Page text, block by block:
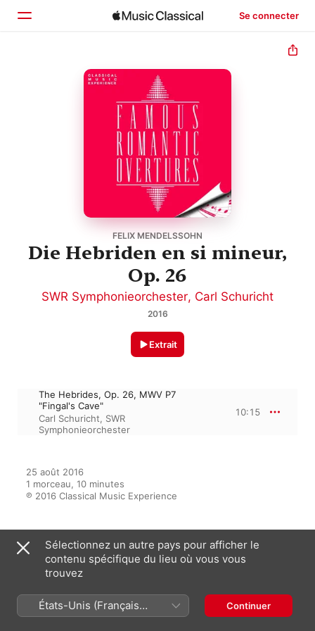
Se connecter
Accueil
FELIX MENDELSSOHN
Die Hebriden en si mineur,
Op. 26
SWR Symphonieorchester, Carl Schuricht
2016
Extrait
The Hebrides, Op. 26, MWV P7
"Fingal's Cave"
Carl Schuricht, SWR
Symphonieorchester
10:15
25 août 2016
1 morceau, 10 minutes
℗ 2016 Classical Music Experience
Sur l’album
Classical Music Experience -
Famous Romantic Overtures
Sélectionnez un autre pays pour afficher le
contenu spécifique du lieu où vous vous
trouvez
États-Unis (Français
France)
Continuer